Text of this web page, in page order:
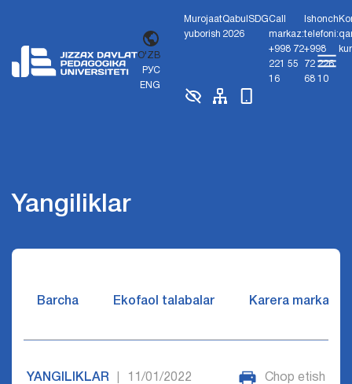
O'ZB
РУС
ENG
Murojaat
yuborish
Qabul
2026
SDGCall
markaz:
+998 72
221 55
16
Ishonch
telefoni:
+998
72 226
68 10
Yangiliklar
Barcha Ekofaol talabalar Karera markazi
YANGILIKLAR 11/01/2022 Chop etish